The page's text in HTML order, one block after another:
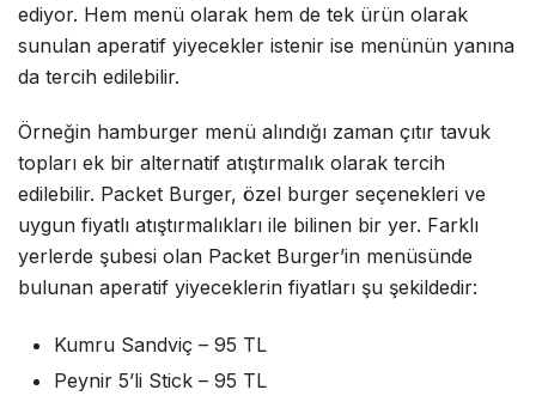
ediyor. Hem menü olarak hem de tek ürün olarak
sunulan aperatif yiyecekler istenir ise menünün yanına
da tercih edilebilir.
Örneğin hamburger menü alındığı zaman çıtır tavuk
topları ek bir alternatif atıştırmalık olarak tercih
edilebilir. Packet Burger, özel burger seçenekleri ve
uygun fiyatlı atıştırmalıkları ile bilinen bir yer. Farklı
yerlerde şubesi olan Packet Burger’in menüsünde
bulunan aperatif yiyeceklerin fiyatları şu şekildedir:
Kumru Sandviç – 95 TL
Peynir 5’li Stick – 95 TL